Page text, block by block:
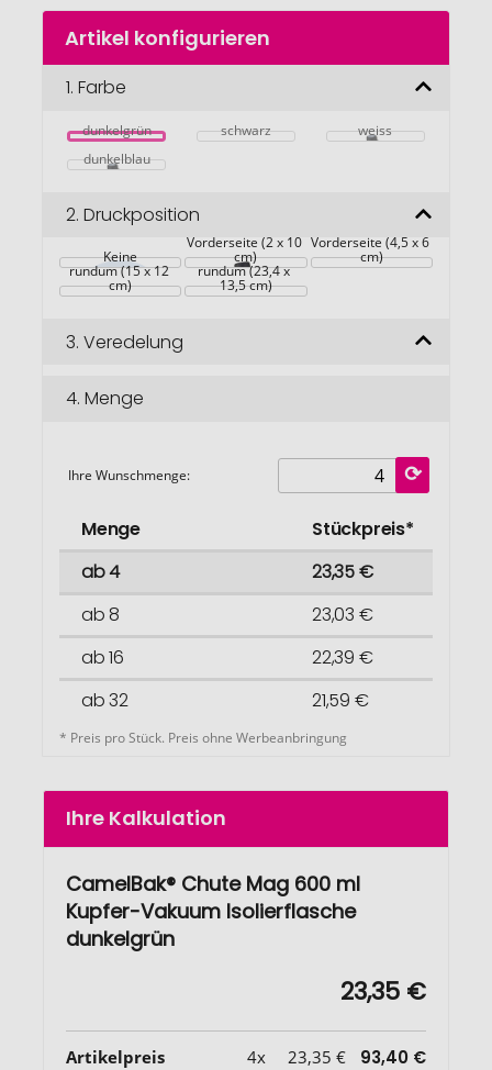
Zum
Anfang
Bildgalerie
Artikel konfigurieren
1. Farbe
dunkelgrün schwarz
weiss
dunkelblau
2. Druckposition
Keine
Vorderseite (2 x 10
cm)
Vorderseite (4,5 x 6
cm)
rundum (15 x 12
cm)
rundum (23,4 x
13,5 cm)
3. Veredelung
4. Menge
Ihre Wunschmenge:
Menge
Stückpreis*
ab 4
23,35 €
ab 8
23,03 €
ab 16
22,39 €
ab 32
21,59 €
* Preis pro Stück. Preis ohne Werbeanbringung
Ihre Kalkulation
CamelBak® Chute Mag 600 ml
Kupfer-Vakuum Isolierflasche
dunkelgrün
23,35 €
Artikelpreis 4x 23,35 € 93,40 €